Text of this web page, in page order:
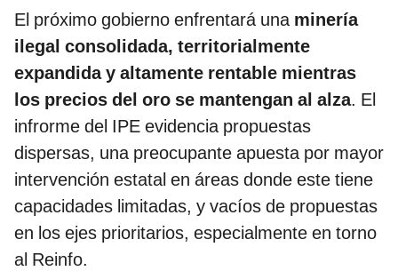
El próximo gobierno enfrentará una minería
ilegal consolidada, territorialmente
expandiday altamente rentable mientras
los precios del oro se mantengan al alza. El
infrorme del IPE evidencia propuestas
dispersas, una preocupante apuesta por mayor
intervención estatal en áreas donde este tiene
capacidades limitadas, y vacíos de propuestas
en los ejes prioritarios, especialmente en torno
al Reinfo.